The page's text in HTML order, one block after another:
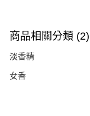
商品相關分類 (2)
淡香精
女香